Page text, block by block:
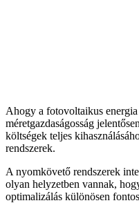
Ahogy a fotovoltaikus
méretgazdaságosság
költségek teljes
rendszerek.
A nyomkövető rendszerek
olyan helyzetben vannak,
optimalizálás különösen